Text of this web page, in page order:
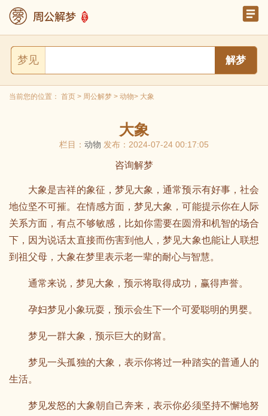
梦见
当前您的位置： 首页 > 周公解梦 > 动物> 大象
大象
栏目： 动物 发布：2024-07-24 00:17:05
咨询解梦
大象是吉祥的象征，梦见大象，通常预示有好事，社会
地位坚不可摧。在情感方面，梦见大象，可能提示你在人际
关系方面，有点不够敏感，比如你需要在圆滑和机智的场合
下，因为说话太直接而伤害到他人，梦见大象也能让人联想
到祖父母，大象在梦里表示老一辈的耐心与智慧。
通常来说，梦见大象，预示将取得成功，赢得声誉。
孕妇梦见小象玩耍，预示会生下一个可爱聪明的男婴。
梦见一群大象，预示巨大的财富。
梦见一头孤独的大象，表示你将过一种踏实的普通人的
生活。
梦见发怒的大象朝自己奔来，表示你必须坚持不懈地努